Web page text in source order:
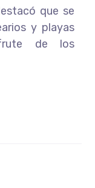
que se
y playas
de los